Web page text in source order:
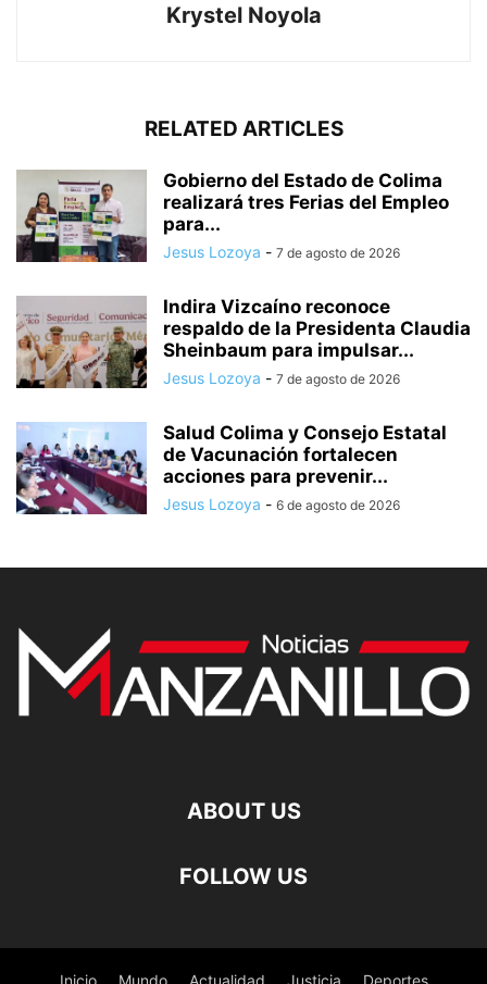
Krystel Noyola
RELATED ARTICLES
Gobierno del Estado de Colima
realizará tres Ferias del Empleo
para...
Jesus Lozoya - 7 de agosto de 2026
Indira Vizcaíno reconoce
respaldo de la Presidenta Claudia
Sheinbaum para impulsar...
Jesus Lozoya - 7 de agosto de 2026
Salud Colima y Consejo Estatal
de Vacunación fortalecen
acciones para prevenir...
Jesus Lozoya - 6 de agosto de 2026
ABOUT US
FOLLOW US
Inicio Mundo Actualidad Justicia Deportes